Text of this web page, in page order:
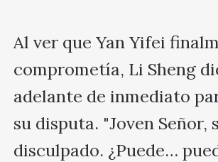
Al ver que Yan Yifei
comprometía, Li Sheng
adelante de inmediato
su disputa. "Joven Señor,
disculpado. ¿Puede…